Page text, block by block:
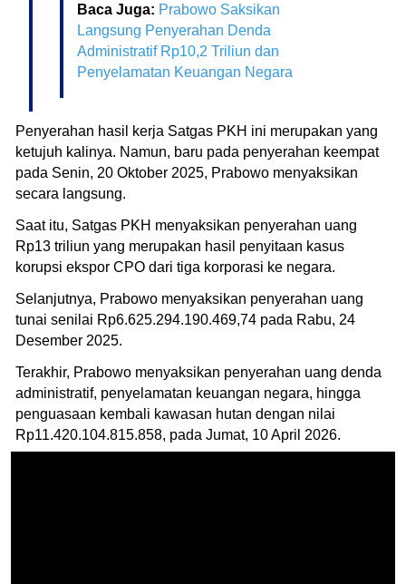
Baca Juga: Prabowo Saksikan
Langsung Penyerahan Denda
Administratif Rp10,2 Triliun dan
Penyelamatan Keuangan Negara
Penyerahan hasil kerja Satgas PKH ini merupakan yang
ketujuh kalinya. Namun, baru pada penyerahan keempat
pada Senin, 20 Oktober 2025, Prabowo menyaksikan
secara langsung.
Saat itu, Satgas PKH menyaksikan penyerahan uang
Rp13 triliun yang merupakan hasil penyitaan kasus
korupsi ekspor CPO dari tiga korporasi ke negara.
Selanjutnya, Prabowo menyaksikan penyerahan uang
tunai senilai Rp6.625.294.190.469,74 pada Rabu, 24
Desember 2025.
Terakhir, Prabowo menyaksikan penyerahan uang denda
administratif, penyelamatan keuangan negara, hingga
penguasaan kembali kawasan hutan dengan nilai
Rp11.420.104.815.858, pada Jumat, 10 April 2026.